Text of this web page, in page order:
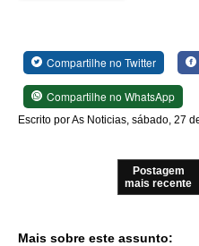
Compartilhe no Twitter
Compartilhe no WhatsApp
Escrito por As Noticias, sábado, 27
Postagem
mais recente
Mais sobre este assunto: